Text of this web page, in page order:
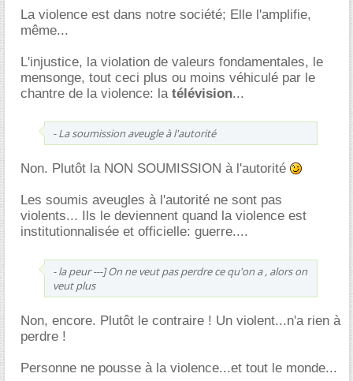
La violence est dans notre société; Elle l'amplifie,
même...
L'injustice, la violation de valeurs fondamentales, le
mensonge, tout ceci plus ou moins véhiculé par le
chantre de la violence: la télévision...
- La soumission aveugle à l'autorité
Non. Plutôt la NON SOUMISSION à l'autorité
Les soumis aveugles à l'autorité ne sont pas
violents... Ils le deviennent quand la violence est
institutionnalisée et officielle: guerre....
- la peur ---] On ne veut pas perdre ce qu'on a , alors on
veut plus
Non, encore. Plutôt le contraire ! Un violent...n'a rien à
perdre !
Personne ne pousse à la violence...et tout le monde...